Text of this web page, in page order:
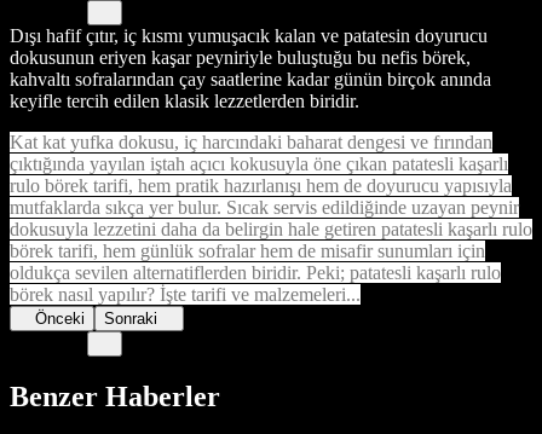
Dışı hafif çıtır, iç kısmı yumuşacık kalan ve patatesin doyurucu
dokusunun eriyen kaşar peyniriyle buluştuğu bu nefis börek,
kahvaltı sofralarından çay saatlerine kadar günün birçok anında
keyifle tercih edilen klasik lezzetlerden biridir.
Kat kat yufka dokusu, iç harcındaki baharat dengesi ve fırından
çıktığında yayılan iştah açıcı kokusuyla öne çıkan patatesli kaşarlı
rulo börek tarifi, hem pratik hazırlanışı hem de doyurucu yapısıyla
mutfaklarda sıkça yer bulur. Sıcak servis edildiğinde uzayan peynir
dokusuyla lezzetini daha da belirgin hale getiren patatesli kaşarlı rulo
börek tarifi, hem günlük sofralar hem de misafir sunumları için
oldukça sevilen alternatiflerden biridir. Peki; patatesli kaşarlı rulo
börek nasıl yapılır? İşte tarifi ve malzemeleri...
Önceki Sonraki
Benzer Haberler